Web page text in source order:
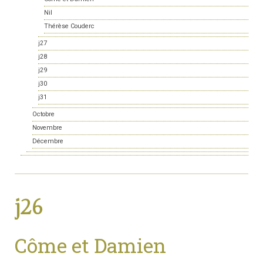
Nil
Thérèse Couderc
j27
j28
j29
j30
j31
Octobre
Novembre
Décembre
j26
Côme et Damien